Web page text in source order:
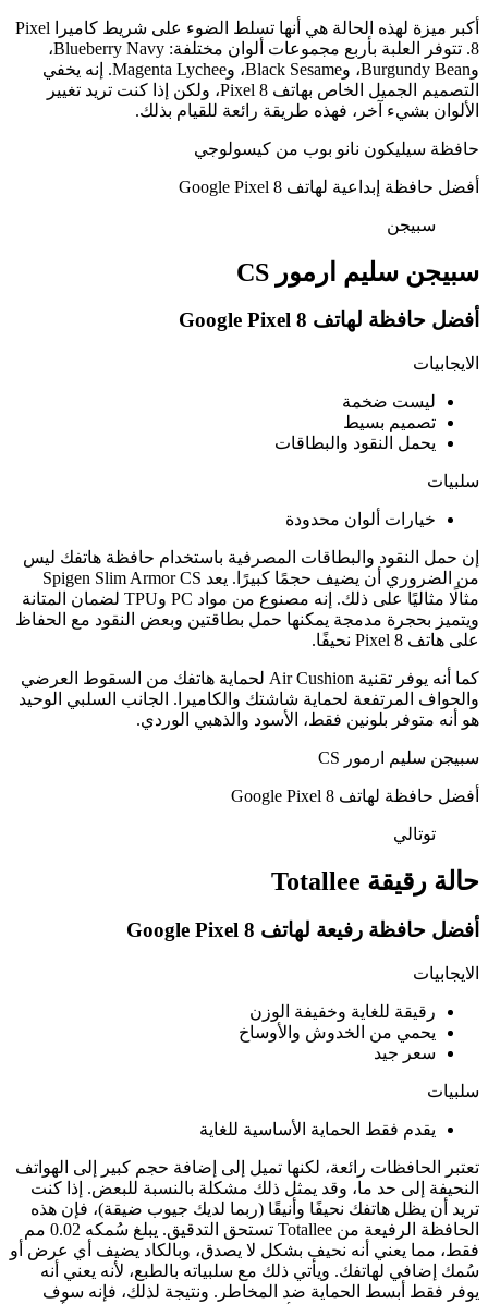
أكبر ميزة لهذه الحالة هي أنها تسلط الضوء على شريط كاميرا Pixel
8. تتوفر العلبة بأربع مجموعات ألوان مختلفة: Blueberry Navy،
وBurgundy Bean، وBlack Sesame، وMagenta Lychee. إنه يخفي
التصميم الجميل الخاص بهاتف Pixel 8، ولكن إذا كنت تريد تغيير
الألوان بشيء آخر، فهذه طريقة رائعة للقيام بذلك.
حافظة سيليكون نانو بوب من كيسولوجي
أفضل حافظة إبداعية لهاتف Google Pixel 8
سبيجن
سبيجن سليم ارمور CS
أفضل حافظة لهاتف Google Pixel 8
الايجابيات
ليست ضخمة
تصميم بسيط
يحمل النقود والبطاقات
سلبيات
خيارات ألوان محدودة
إن حمل النقود والبطاقات المصرفية باستخدام حافظة هاتفك ليس
من الضروري أن يضيف حجمًا كبيرًا. يعد Spigen Slim Armor CS
مثالًا مثاليًا على ذلك. إنه مصنوع من مواد PC وTPU لضمان المتانة
ويتميز بحجرة مدمجة يمكنها حمل بطاقتين وبعض النقود مع الحفاظ
على هاتف Pixel 8 نحيفًا.
كما أنه يوفر تقنية Air Cushion لحماية هاتفك من السقوط العرضي
والحواف المرتفعة لحماية شاشتك والكاميرا. الجانب السلبي الوحيد
هو أنه متوفر بلونين فقط، الأسود والذهبي الوردي.
سبيجن سليم ارمور CS
أفضل حافظة لهاتف Google Pixel 8
توتالي
حالة رقيقة Totallee
أفضل حافظة رفيعة لهاتف Google Pixel 8
الايجابيات
رقيقة للغاية وخفيفة الوزن
يحمي من الخدوش والأوساخ
سعر جيد
سلبيات
يقدم فقط الحماية الأساسية للغاية
تعتبر الحافظات رائعة، لكنها تميل إلى إضافة حجم كبير إلى الهواتف
النحيفة إلى حد ما، وقد يمثل ذلك مشكلة بالنسبة للبعض. إذا كنت
تريد أن يظل هاتفك نحيفًا وأنيقًا (ربما لديك جيوب ضيقة)، فإن هذه
الحافظة الرفيعة من Totallee تستحق التدقيق. يبلغ سُمكه 0.02 مم
فقط، مما يعني أنه نحيف بشكل لا يصدق، وبالكاد يضيف أي عرض أو
سُمك إضافي لهاتفك. ويأتي ذلك مع سلبياته بالطبع، لأنه يعني أنه
يوفر فقط أبسط الحماية ضد المخاطر. ونتيجة لذلك، فإنه سوف